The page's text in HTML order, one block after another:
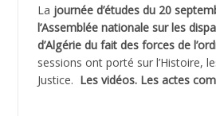
ADJAOUT
ADNI Mohamed Akli
ADOUL Arab *
La journée d’études du 20
l’Assemblée nationale sur les
d’Algérie du fait des forces de
sessions ont porté sur l’Histoire,
Justice. Les vidéos. Les actes